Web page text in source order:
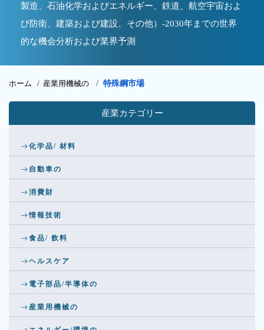
製造、石油化学およびエネルギー、鉄道、航空宇宙およ
び防衛、建築および建設、その他）-2030年までの世界
的な機会分析および業界予測
ホーム / 産業用機械の / 特殊鋼市場
産業カテゴリー
化学品/ 材料
自動車の
消費財
情報技術
食品/ 飲料
ヘルスケア
電子部品/半導体の
産業用機械の